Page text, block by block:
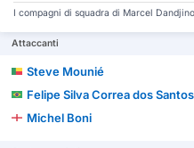
I compagni di squadra di Marcel
Attaccanti
Steve Mounié
Felipe Silva Correa dos Santos
Michel Boni